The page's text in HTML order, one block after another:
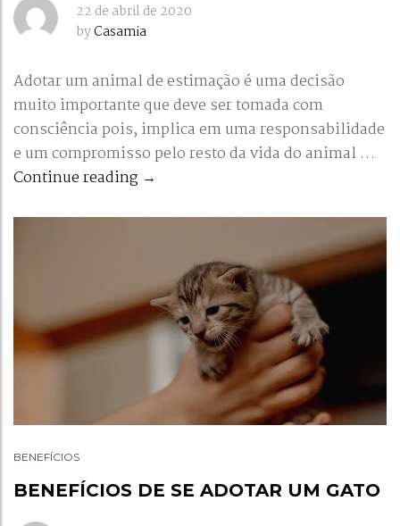
22 de abril de 2020
byCasamia
Adotar um animal de estimação é uma decisão
muito importante que deve ser tomada com
consciência pois, implica em uma responsabilidade
e um compromisso pelo resto da vida do animal …
Continue reading POR QUE ADOTAR UM GATO
→
BENEFÍCIOS
BENEFÍCIOS DE SE ADOTAR UM GATO